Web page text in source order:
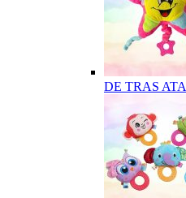
DE TRAS ATA